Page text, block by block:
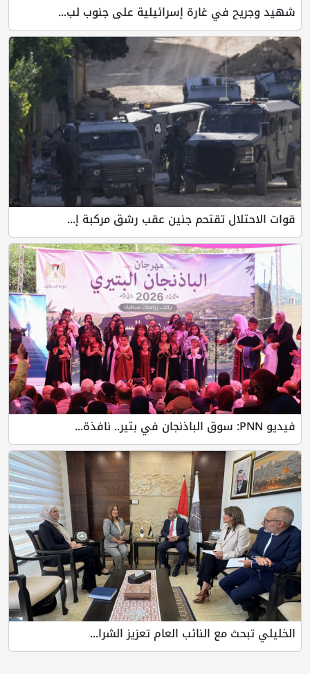
شهيد وجريح في غارة إسرائيلية على جنوب لب...
قوات الاحتلال تقتحم جنين عقب رشق مركبة إ...
فيديو PNN: سوق الباذنجان في بتير.. نافذة...
الخليلي تبحث مع النائب العام تعزيز الشرا...